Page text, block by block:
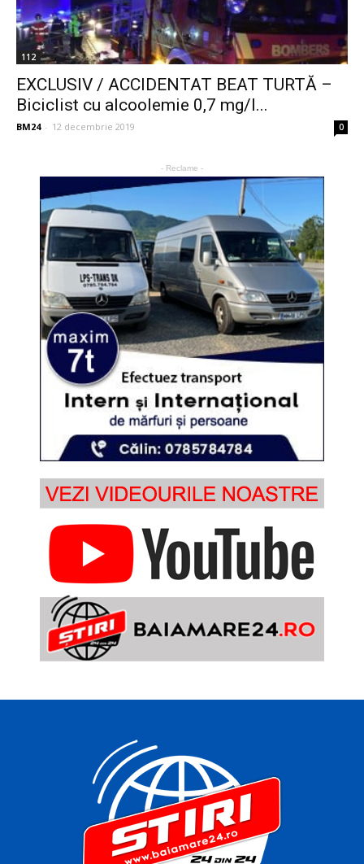
112
EXCLUSIV / ACCIDENTAT BEAT TURTĂ –
Biciclist cu alcoolemie 0,7 mg/l...
BM24 - 12 decembrie 2019 0
- Reclame -